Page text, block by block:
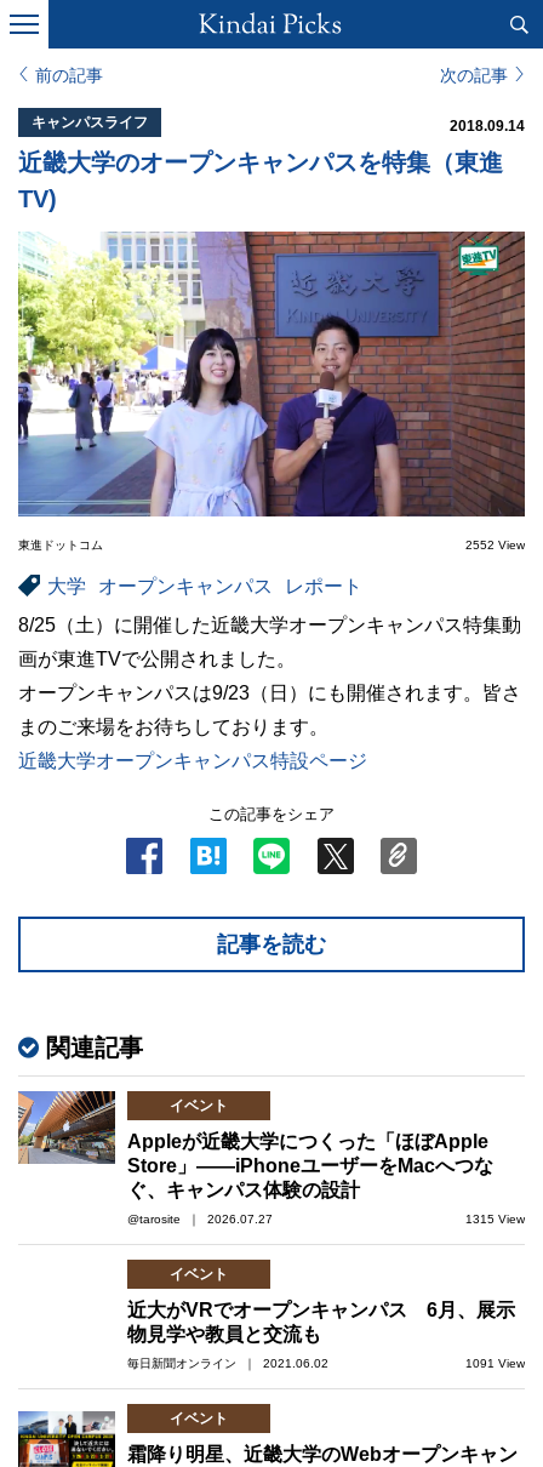
前の記事 次の記事
キャンパスライフ 2018.09.14
近畿大学のオープンキャンパスを特集（東進
TV)
東進ドットコム 2552 View
大学 オープンキャンパス
レポート
8/25（土）に開催した近畿大学オープンキャンパス特集動
画が東進TVで公開されました。
オープンキャンパスは9/23（日）にも開催されます。皆さ
まのご来場をお待ちしております。
近畿大学オープンキャンパス特設ページ
この記事をシェア
記事を読む
関連記事
イベント
Appleが近畿大学につくった「ほぼApple
Store」――iPhoneユーザーをMacへつな
ぐ、キャンパス体験の設計
@tarosite ｜ 2026.07.27 1315 View
イベント
近大がVRでオープンキャンパス 6月、展示
物見学や教員と交流も
毎日新聞オンライン ｜ 2021.06.02 1091 View
イベント
霜降り明星、近畿大学のWebオープンキャン